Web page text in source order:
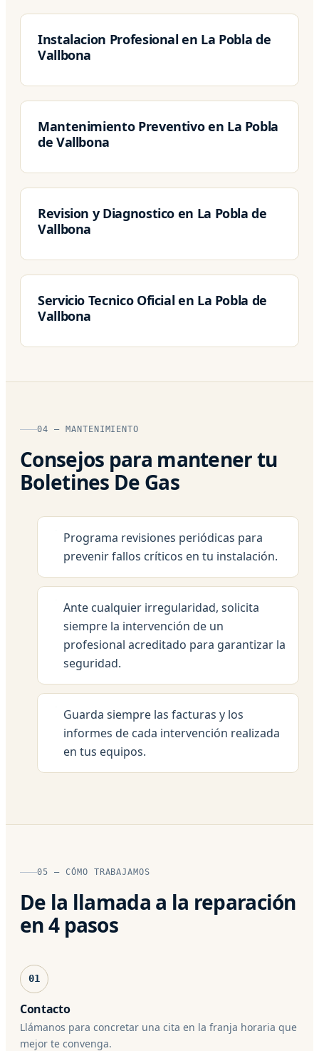
Instalacion Profesional en La Pobla de
Vallbona
Mantenimiento Preventivo en La Pobla
de Vallbona
Revision y Diagnostico en La Pobla de
Vallbona
Servicio Tecnico Oficial en La Pobla de
Vallbona
04 — MANTENIMIENTO
Consejos para mantener tu
Boletines De Gas
Programa revisiones periódicas para
prevenir fallos críticos en tu instalación.
Ante cualquier irregularidad, solicita
siempre la intervención de un
profesional acreditado para garantizar la
seguridad.
Guarda siempre las facturas y los
informes de cada intervención realizada
en tus equipos.
05 — CÓMO TRABAJAMOS
De la llamada a la reparación
en 4 pasos
01
Contacto
Llámanos para concretar una cita en la franja horaria que
mejor te convenga.